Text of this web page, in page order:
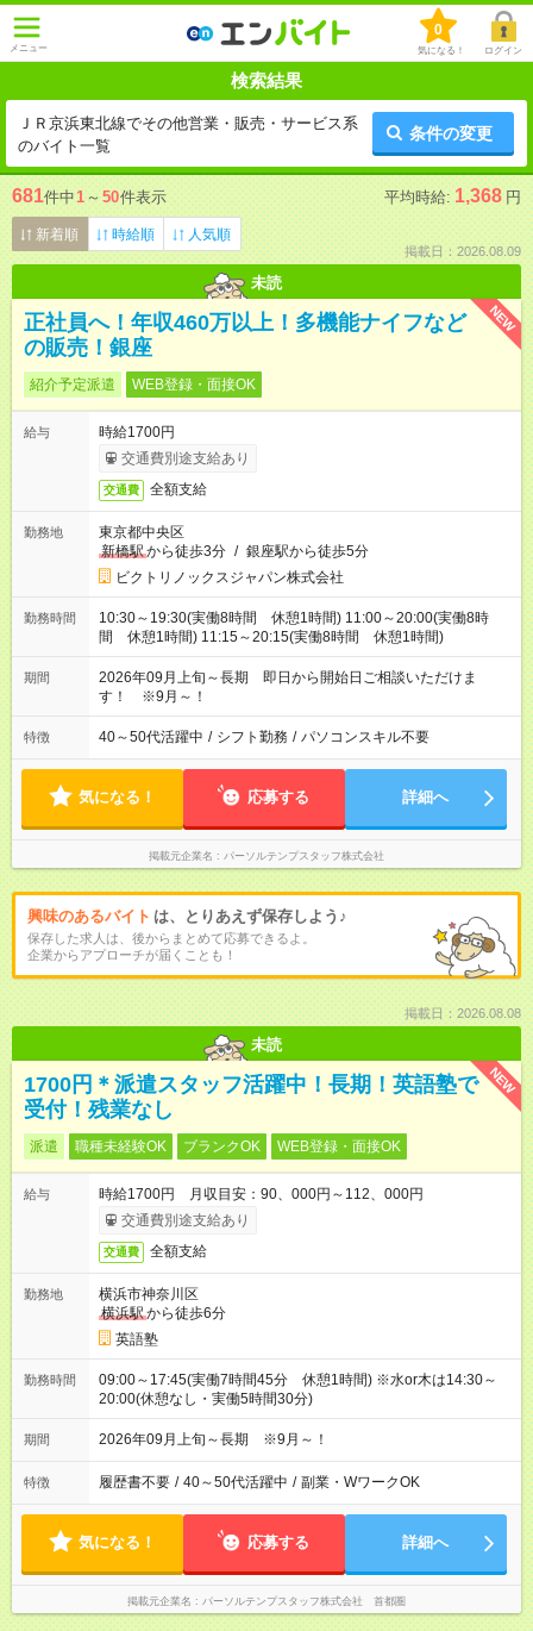
メニュー
0
気になる！ ログイン
検索結果
ＪＲ京浜東北線でその他営業・販売・サービス系
のバイト一覧
条件の変更
681件中1 ～ 50件表示 平均時給: 1,368 円
新着順 時給順 人気順
掲載日：2026.08.09
未読
NEW
正社員へ！年収460万以上！多機能ナイフなど
の販売！銀座
紹介予定派遣 WEB登録・面接OK
給与
時給1700円
交通費別途支給あり
交通費 全額支給
勤務地
東京都中央区
新橋駅から徒歩3分 / 銀座駅から徒歩5分
ビクトリノックスジャパン株式会社
勤務時間
10:30～19:30(実働8時間 休憩1時間) 11:00～20:00(実働8時
間 休憩1時間) 11:15～20:15(実働8時間 休憩1時間)
期間
2026年09月上旬～長期 即日から開始日ご相談いただけま
す！ ※9月～！
特徴 40～50代活躍中 / シフト勤務 / パソコンスキル不要
気になる！ 応募する 詳細へ
掲載元企業名 パーソルテンプスタッフ株式会社
興味のあるバイト は、とりあえず保存しよう♪
保存した求人は、後からまとめて応募できるよ。
企業からアプローチが届くことも！
掲載日：2026.08.08
未読
NEW
1700円＊派遣スタッフ活躍中！長期！英語塾で
受付！残業なし
派遣 職種未経験OK ブランクOK WEB登録・面接OK
給与
時給1700円 月収目安：90、000円～112、000円
交通費別途支給あり
交通費 全額支給
勤務地
横浜市神奈川区
横浜駅から徒歩6分
英語塾
勤務時間
09:00～17:45(実働7時間45分 休憩1時間) ※水or木は14:30～
20:00(休憩なし・実働5時間30分)
期間 2026年09月上旬～長期 ※9月～！
特徴 履歴書不要 / 40～50代活躍中 / 副業・WワークOK
気になる！ 応募する 詳細へ
掲載元企業名 パーソルテンプスタッフ株式会社 首都圏